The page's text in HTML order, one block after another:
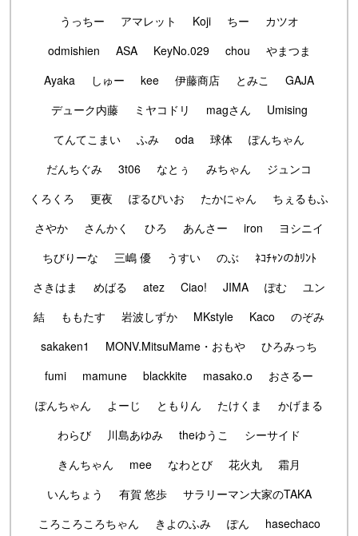
うっちー アマレット Koji ちー
カツオ
odmishien
ASA KeyNo.029 chou
やまつま
Ayaka
しゅー kee 伊藤商店 とみこ
GAJA
デューク内藤
ミヤコドリ magさん
Umising
てんてこまい
ふみ oda 球体
ぽんちゃん
だんちぐみ
3t06 なとぅ みちゃん
ジュンコ
くろくろ
更夜 ぽるぴいお たかにゃん
ちぇるもふ
さやか
さんかく ひろ あんさー iron
ヨシニイ
ちびりーな
三嶋 優 うすい のぶ
ﾈｺﾁｬﾝのｶﾘﾝﾄ
さきはま
めばる atez Ciao! JIMA ぽむ
ユン
結
ももたす 岩波しずか MKstyle Kaco
のぞみ
sakaken1
MONV.MitsuMame・おもや
ひろみっち
fumi
mamune blackkite masako.o
おさるー
ぽんちゃん
よーじ ともりん たけくま
かげまる
わらび
川島あゆみ theゆうこ
シーサイド
きんちゃん
mee なわとび 花火丸
霜月
いんちょう
有賀 悠歩
サラリーマン大家のTAKA
ころころころちゃん
きよのふみ ぽん
hasechaco